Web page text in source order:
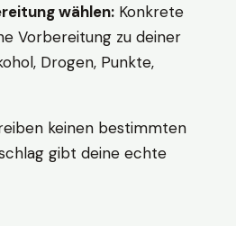
wählen: Konkrete
Vorbereitung zu deiner
Drogen, Punkte,
keinen bestimmten
gibt deine echte